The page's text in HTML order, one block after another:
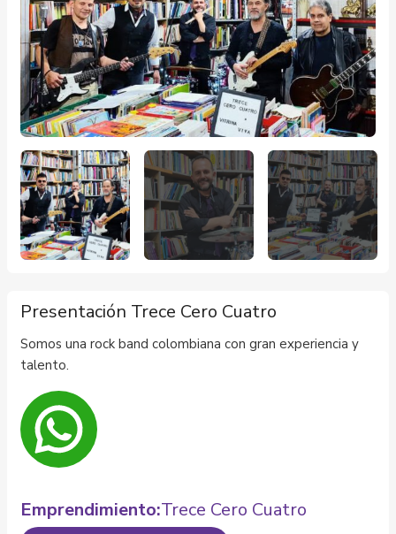
Presentación Trece Cero Cuatro
Somos una rock band colombiana con gran experiencia y
talento.
Emprendimiento:Trece Cero Cuatro